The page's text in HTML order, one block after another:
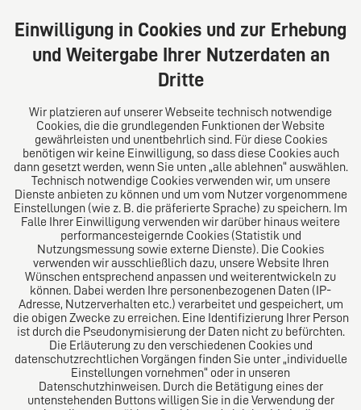
20354 Hamburg
Deutschland
Tel: +49 (0) 40 41352231
Über uns
Das Kanzlei-Vertrauensnetzwerk. Aus Europa für die
Welt. Für den erfolgreichen Mittelstand.
Folgen Sie uns auf
Das europäische Kanzlei-Netzwerk
Einwilligung in Cookies und zur Erhebung
und Weitergabe Ihrer Nutzerdaten an
Dritte
Wir platzieren auf unserer Webseite technisch notwendige
Cookies, die die grundlegenden Funktionen der Website
gewährleisten und unentbehrlich sind. Für diese Cookies
benötigen wir keine Einwilligung, so dass diese Cookies auch
dann gesetzt werden, wenn Sie unten „alle ablehnen“ auswählen.
Technisch notwendige Cookies verwenden wir, um unsere
Dienste anbieten zu können und um vom Nutzer vorgenommene
Einstellungen (wie z. B. die präferierte Sprache) zu speichern. Im
Falle Ihrer Einwilligung verwenden wir darüber hinaus weitere
performancesteigernde Cookies (Statistik und
Nutzungsmessung sowie externe Dienste). Die Cookies
verwenden wir ausschließlich dazu, unsere Website Ihren
Wünschen entsprechend anpassen und weiterentwickeln zu
können. Dabei werden Ihre personenbezogenen Daten (IP-
Adresse, Nutzerverhalten etc.) verarbeitet und gespeichert, um
die obigen Zwecke zu erreichen. Eine Identifizierung Ihrer Person
ist durch die Pseudonymisierung der Daten nicht zu befürchten.
Die Erläuterung zu den verschiedenen Cookies und
datenschutzrechtlichen Vorgängen finden Sie unter „individuelle
Einstellungen vornehmen“ oder in unseren
Datenschutzhinweisen. Durch die Betätigung eines der
untenstehenden Buttons willigen Sie in die Verwendung der